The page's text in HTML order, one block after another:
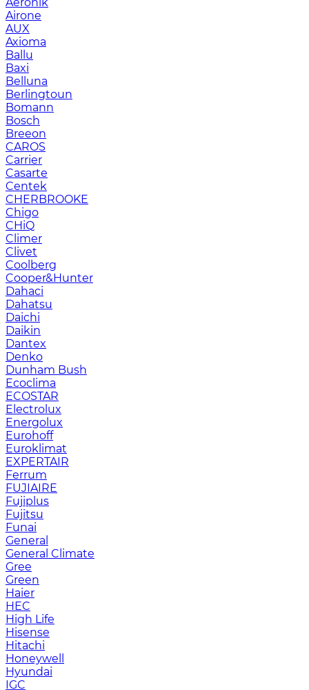
Airone
AUX
Axioma
Ballu
Baxi
Belluna
Berlingtoun
Bomann
Bosch
Breeon
CAROS
Carrier
Casarte
Centek
CHERBROOKE
Chigo
CHiQ
Climer
Clivet
Coolberg
Cooper&Hunter
Dahaci
Dahatsu
Daichi
Daikin
Dantex
Denko
Dunham Bush
Ecoclima
ECOSTAR
Electrolux
Energolux
Eurohoff
Euroklimat
EXPERTAIR
Ferrum
FUJIAIRE
Fujiplus
Fujitsu
Funai
General
General Climate
Gree
Green
Haier
HEC
High Life
Hisense
Hitachi
Honeywell
Hyundai
IGC